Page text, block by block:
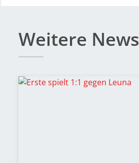
Weitere News